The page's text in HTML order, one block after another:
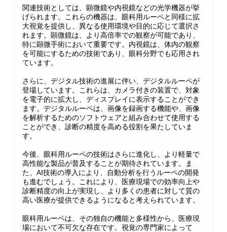
関連技術としては、顕微鏡や内視鏡などの光学機器が挙
げられます。これらの機器は、眼科用ルーペと同様に拡
大視覚を提供し、異なる使用環境や目的に応じて選択さ
れます。顕微鏡は、より高倍率での観察が可能であり、
特に顕微手術において重要です。内視鏡は、体内の観察
を可能にするための技術であり、眼科分野でも応用され
ています。
さらに、デジタル技術の進展に伴い、デジタルルーペが
登場しています。これらは、カメラ付きの装置で、対象
を電子的に拡大し、ディスプレイに表示することができ
ます。デジタルルーペは、画像を録画する機能や、画像
を解析するためのソフトウェアと組み合わせて使用する
ことができ、診断の精度を高める役割を果たしていま
す。
今後、眼科用ルーペの技術はさらに進化し、より軽量で
高性能な製品が普及することが期待されています。ま
た、AI技術の導入により、自動分析を行うルーペの開発
も進むでしょう。これにより、医療現場での効率向上や
診断精度の向上が実現し、より多くの患者に対して質の
高い医療が提供できるようになると考えられています。
眼科用ルーペは、その独自の機能と多様性から、医療現
場において不可欠な存在です。視覚の専門家によって